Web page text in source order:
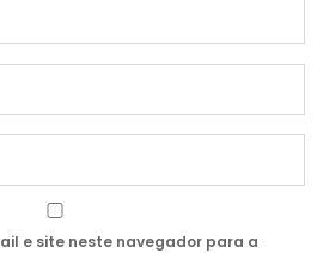
e site neste navegador para a